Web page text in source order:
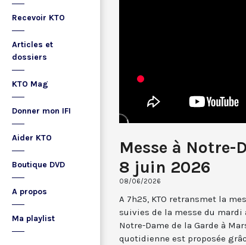
Recevoir KTO
Articles et
dossiers
KTO Mag
Donner mon IFI
Aider KTO
Boutique DVD
A propos
Ma playlist
Messe à Notre-
8 juin 2026
08/06/2026
A 7h25, KTO retransmet la
suivies de la messe du
Notre-Dame de la Garde à
quotidienne est proposée